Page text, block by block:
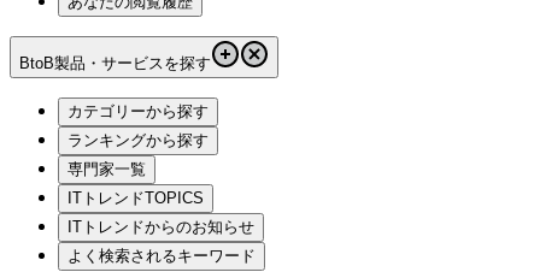
BtoB製品・サービスを探す
カテゴリーから探す
ランキングから探す
専門家一覧
ITトレンドTOPICS
ITトレンドからのお知らせ
よく検索されるキーワード